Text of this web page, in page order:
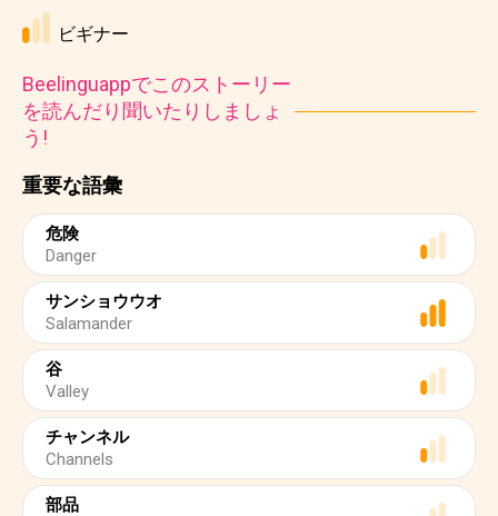
重要な語彙
危険
Danger
サンショウウオ
Salamander
谷
Valley
チャンネル
Channels
部品
ビギナー
Beelinguappでこのストーリー
を読んだり聞いたりしましょ
う!